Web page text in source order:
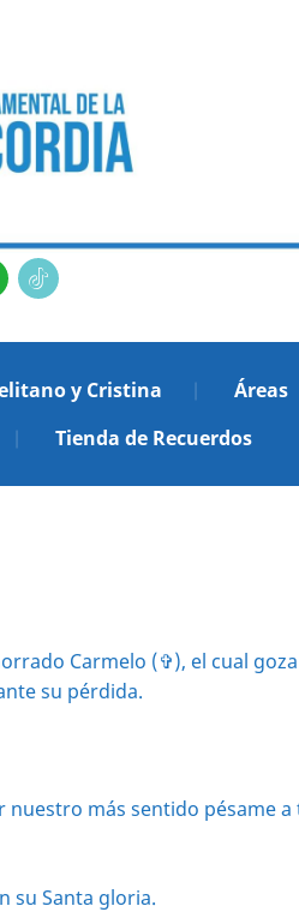
tiktok2
y Cristina Áreas
Tienda de Recuerdos
Carmelo (✞), el cual
su pérdida.
más sentido pésame
su Santa gloria.